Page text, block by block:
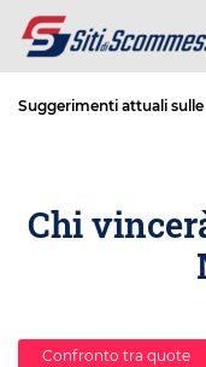
Suggerimenti attuali
Chi
Confronto tra quote